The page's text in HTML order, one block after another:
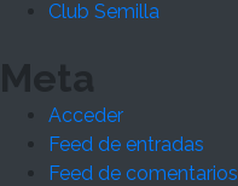
Club Semilla
Meta
Acceder
Feed de entradas
Feed de comentarios